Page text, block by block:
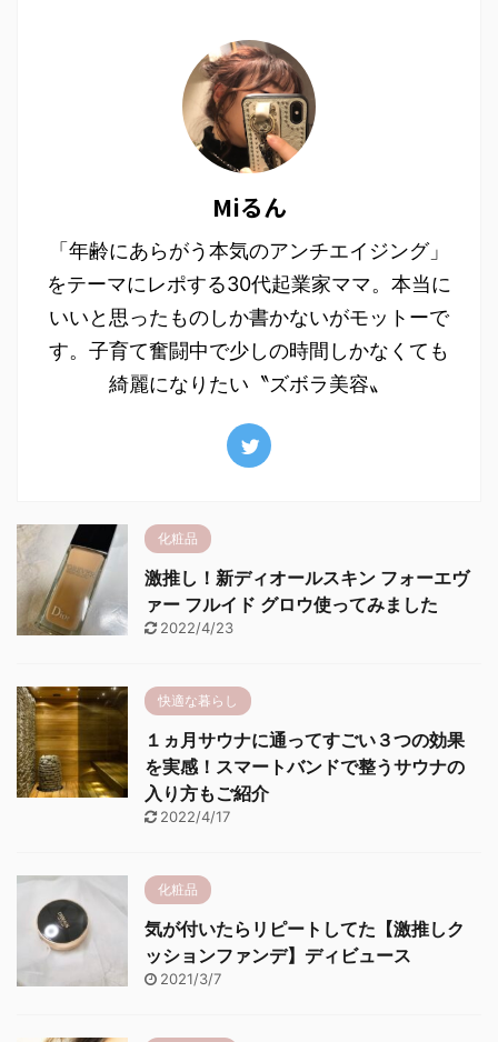
Miるん
「年齢にあらがう本気のアンチエイジング」
をテーマにレポする30代起業家ママ。本当に
いいと思ったものしか書かないがモットーで
す。子育て奮闘中で少しの時間しかなくても
綺麗になりたい〝ズボラ美容〟
化粧品
激推し！新ディオールスキン フォーエヴ
ァー フルイド グロウ使ってみました
2022/4/23
快適な暮らし
１ヵ月サウナに通ってすごい３つの効果
を実感！スマートバンドで整うサウナの
入り方もご紹介
2022/4/17
化粧品
気が付いたらリピートしてた【激推しク
ッションファンデ】ディビュース
2021/3/7